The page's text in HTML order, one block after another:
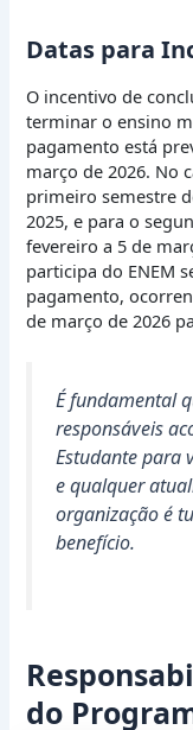
Datas para
O incentivo de
terminar o ensino
pagamento está
março de 2026. No
primeiro semestre
2025, e para o
fevereiro a 5 de
participa do ENEM
pagamento,
de março de 2026
É fundamental
responsáveis
Estudante para
e qualquer
organização é
benefício.
do